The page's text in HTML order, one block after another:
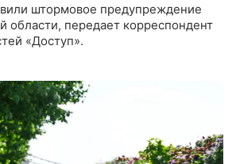
штормовое предупреждение
области, передает корреспондент
«Доступ».